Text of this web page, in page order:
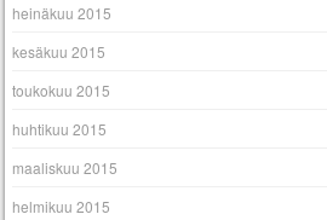
heinäkuu 2015
kesäkuu 2015
toukokuu 2015
huhtikuu 2015
maaliskuu 2015
helmikuu 2015